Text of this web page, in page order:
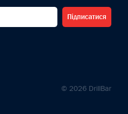
Підписатися
© 2026 DrillBar